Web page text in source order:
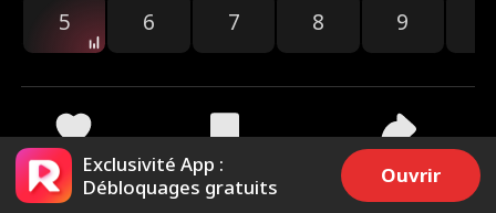
5 6 7 8 9
477 7.7k Partager
Exclusivité App :
Débloquages gratuits
Ouvrir